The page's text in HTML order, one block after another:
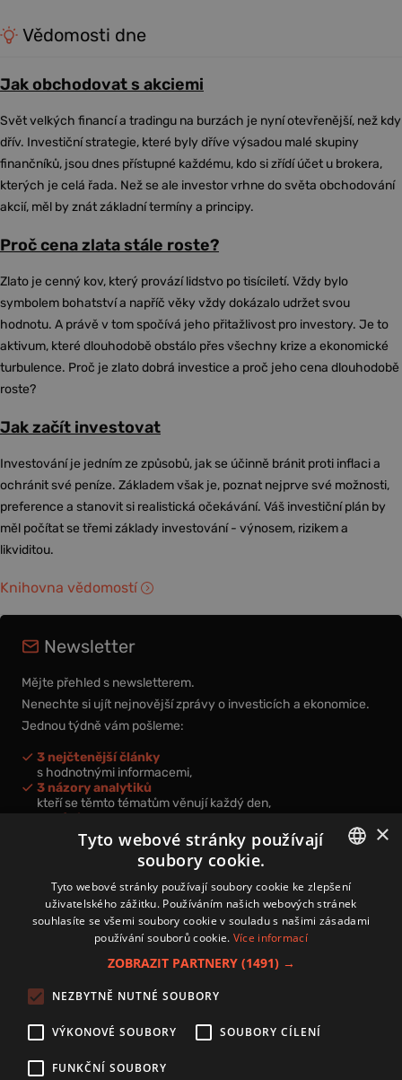
Vědomosti dne
Jak obchodovat s akciemi
Svět velkých financí a tradingu na burzách je nyní otevřenější, než kdy
dřív. Investiční strategie, které byly dříve výsadou malé skupiny
finančníků, jsou dnes přístupné každému, kdo si zřídí účet u brokera,
kterých je celá řada. Než se ale investor vrhne do světa obchodování
akcií, měl by znát základní termíny a principy.
Proč cena zlata stále roste?
Zlato je cenný kov, který provází lidstvo po tisíciletí. Vždy bylo
symbolem bohatství a napříč věky vždy dokázalo udržet svou
hodnotu. A právě v tom spočívá jeho přitažlivost pro investory. Je to
aktivum, které dlouhodobě obstálo přes všechny krize a ekonomické
turbulence. Proč je zlato dobrá investice a proč jeho cena dlouhodobě
roste?
Jak začít investovat
Investování je jedním ze způsobů, jak se účinně bránit proti inflaci a
ochránit své peníze. Základem však je, poznat nejprve své možnosti,
preference a stanovit si realistická očekávání. Váš investiční plán by
měl počítat se třemi základy investování - výnosem, rizikem a
likviditou.
Knihovna vědomostí
Newsletter
Mějte přehled s newsletterem.
Nenechte si ujít nejnovější zprávy o investicích a ekonomice.
Jednou týdně vám pošleme:
3 nejčtenější články
s hodnotnými informacemi,
3 názory analytiků
kteří se těmto tématům věnují každý den,
nová videa a podcasty
k prohloubení vašich znalostí.
Přihlášením k newsletteru vyjadřujete svůj souhlas spodmínkami
zpracování osobních údajů.
Zásady používání souborů cookies
Autoři
Nastavení cookies
CZECH
×
Tyto webové stránky používají
soubory cookie.
Tyto webové stránky používají soubory cookie ke zlepšení
uživatelského zážitku. Používáním našich webových stránek
souhlasíte se všemi soubory cookie v souladu s našimi zásadami
používání souborů cookie. Více informací
ZOBRAZIT PARTNERY (1491) →
NEZBYTNĚ NUTNÉ SOUBORY
VÝKONOVÉ SOUBORY SOUBORY CÍLENÍ
FUNKČNÍ SOUBORY